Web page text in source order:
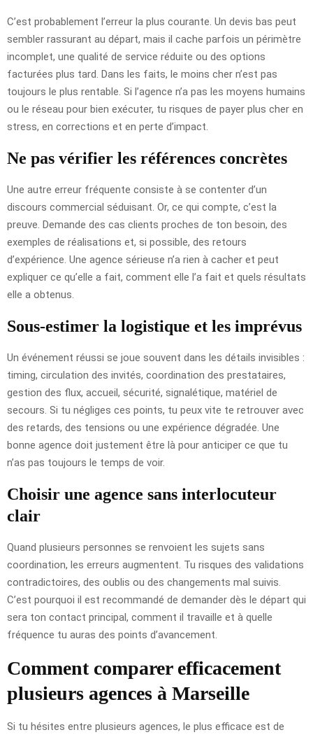
C’est probablement l’erreur la plus courante. Un devis bas peut
sembler rassurant au départ, mais il cache parfois un périmètre
incomplet, une qualité de service réduite ou des options
facturées plus tard. Dans les faits, le moins cher n’est pas
toujours le plus rentable. Si l’agence n’a pas les moyens humains
ou le réseau pour bien exécuter, tu risques de payer plus cher en
stress, en corrections et en perte d’impact.
Ne pas vérifier les références concrètes
Une autre erreur fréquente consiste à se contenter d’un
discours commercial séduisant. Or, ce qui compte, c’est la
preuve. Demande des cas clients proches de ton besoin, des
exemples de réalisations et, si possible, des retours
d’expérience. Une agence sérieuse n’a rien à cacher et peut
expliquer ce qu’elle a fait, comment elle l’a fait et quels résultats
elle a obtenus.
Sous-estimer la logistique et les imprévus
Un événement réussi se joue souvent dans les détails invisibles :
timing, circulation des invités, coordination des prestataires,
gestion des flux, accueil, sécurité, signalétique, matériel de
secours. Si tu négliges ces points, tu peux vite te retrouver avec
des retards, des tensions ou une expérience dégradée. Une
bonne agence doit justement être là pour anticiper ce que tu
n’as pas toujours le temps de voir.
Choisir une agence sans interlocuteur
clair
Quand plusieurs personnes se renvoient les sujets sans
coordination, les erreurs augmentent. Tu risques des validations
contradictoires, des oublis ou des changements mal suivis.
C’est pourquoi il est recommandé de demander dès le départ qui
sera ton contact principal, comment il travaille et à quelle
fréquence tu auras des points d’avancement.
Comment comparer efficacement
plusieurs agences à Marseille
Si tu hésites entre plusieurs agences, le plus efficace est de